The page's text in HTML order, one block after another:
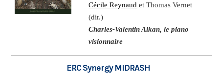
Cécile Reynaud et Thomas Vernet
(dir.)
Charles-Valentin Alkan, le piano
visionnaire
ERC Synergy MiDRASH